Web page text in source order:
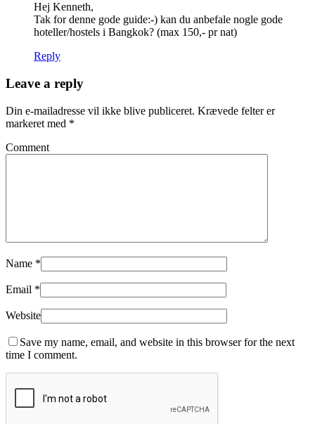
Hej Kenneth,
Tak for denne gode guide:-) kan du anbefale nogle gode
hoteller/hostels i Bangkok? (max 150,- pr nat)
Reply
Leave a reply
Din e-mailadresse vil ikke blive publiceret. Krævede felter er
markeret med *
Comment
Name *
Email *
Website
Save my name, email, and website in this browser for the next
time I comment.